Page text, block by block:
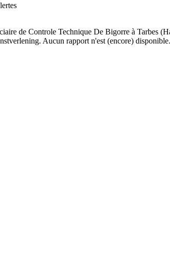
de Controle Technique De Bigorre à Tarbes
Aucun rapport n'est (encore) disponible.